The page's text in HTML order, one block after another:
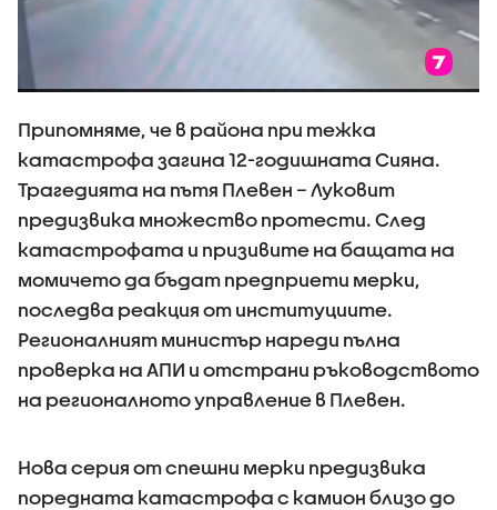
Припомняме, че в района при тежка
катастрофа загина 12-годишната Сияна.
Трагедията на пътя Плевен – Луковит
предизвика множество протести. След
катастрофата и призивите на бащата на
момичето да бъдат предприети мерки,
последва реакция от институциите.
Регионалният министър нареди пълна
проверка на АПИ и отстрани ръководството
на регионалното управление в Плевен.
Нова серия от спешни мерки предизвика
поредната катастрофа с камион близо до